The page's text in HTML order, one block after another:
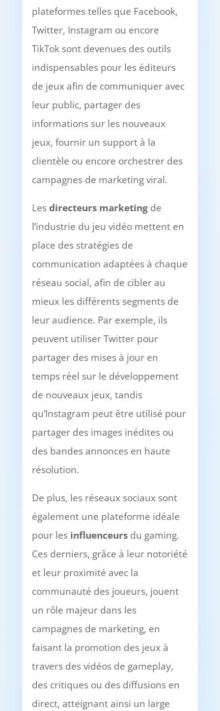
plateformes telles que Facebook,
Twitter, Instagram ou encore
TikTok sont devenues des outils
indispensables pour les éditeurs
de jeux afin de communiquer avec
leur public, partager des
informations sur les nouveaux
jeux, fournir un support à la
clientèle ou encore orchestrer des
campagnes de marketing viral.
Les directeurs marketingde
l’industrie du jeu vidéo mettent en
place des stratégies de
communication adaptées à chaque
réseau social, afin de cibler au
mieux les différents segments de
leur audience. Par exemple, ils
peuvent utiliser Twitter pour
partager des mises à jour en
temps réel sur le développement
de nouveaux jeux, tandis
qu’Instagram peut être utilisé pour
partager des images inédites ou
des bandes annonces en haute
résolution.
De plus, les réseaux sociaux sont
également une plateforme idéale
pour les influenceursdu gaming.
Ces derniers, grâce à leur notoriété
et leur proximité avec la
communauté des joueurs, jouent
un rôle majeur dans les
campagnes de marketing, en
faisant la promotion des jeux à
travers des vidéos de gameplay,
des critiques ou des diffusions en
direct, atteignant ainsi un large